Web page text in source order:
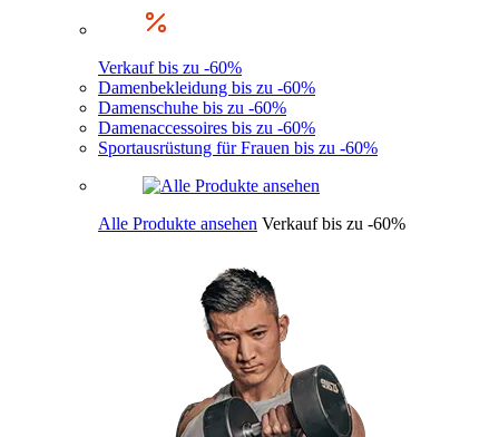
Verkauf bis zu -60%
Damenbekleidung bis zu -60%
Damenschuhe bis zu -60%
Damenaccessoires bis zu -60%
Sportausrüstung für Frauen bis zu -60%
Alle Produkte ansehen Verkauf bis zu -60%